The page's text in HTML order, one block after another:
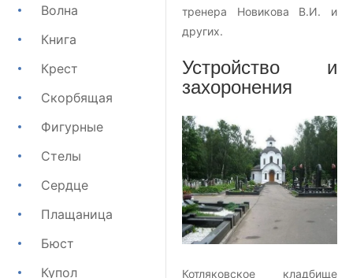
Волна
Книга
Крест
Скорбящая
Фигурные
Стелы
Сердце
Плащаница
Бюст
Купол
тренера Новикова В.И. и
других.
Устройство и
захоронения
Котляковское кладбище